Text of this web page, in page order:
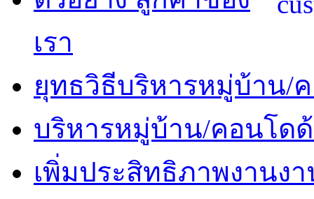
เรา
ยุทธวิธีบริหารหมู่บ้าน/
บริหารหมู่บ้าน/คอนโด
เพิ่มประสิทธิภาพงานง